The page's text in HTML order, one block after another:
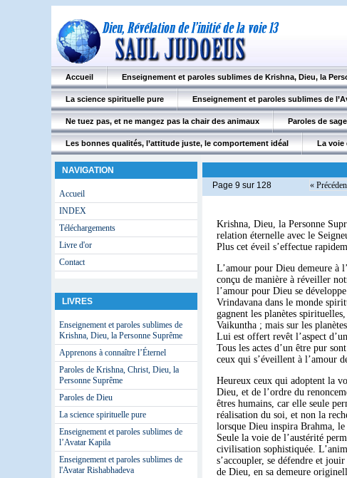
Page 9 sur 128 «
Krishna, Dieu, la Personne
relation éternelle avec le
Plus cet éveil s’effectue
L’amour pour Dieu demeure à
conçu de manière à réveiller
l’amour pour Dieu se
Vrindavana dans le monde
gagnent les planètes
Vaikuntha ; mais sur les
Lui est offert revêt l’aspect
Tous les actes d’un être pur
ceux qui s’éveillent à l’amour
Heureux ceux qui adoptent la
Dieu, et de l’ordre du
êtres humains, car elle seule
réalisation du soi, et non la
lorsque Dieu inspira Brahma,
Seule la voie de l’austérité
civilisation sophistiquée.
s’accoupler, se défendre et
de Dieu, en sa demeure
Accueil Enseignement et paroles sublimes de Krishna, Dieu, la
La science spirituelle pure Enseignement et paroles sublimes de
Ne tuez pas, et ne mangez pas la chair des animaux Paroles de
Les bonnes qualités, l’attitude juste, le comportement idéal La voie
NAVIGATION
Accueil
INDEX
Téléchargements
Livre d'or
Contact
LIVRES
Enseignement et paroles sublimes de
Krishna, Dieu, la Personne Suprême
Apprenons à connaître l’Éternel
Paroles de Krishna, Christ, Dieu, la
Personne Suprême
Paroles de Dieu
La science spirituelle pure
Enseignement et paroles sublimes de
l’Avatar Kapila
Enseignement et paroles sublimes de
l'Avatar Rishabhadeva